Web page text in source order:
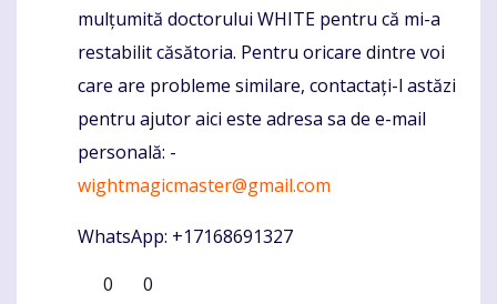
mulțumită doctorului WHITE pentru că mi-a
restabilit căsătoria. Pentru oricare dintre voi
care are probleme similare, contactați-l astăzi
pentru ajutor aici este adresa sa de e-mail
personală: -
wightmagicmaster@gmail.com
WhatsApp: +17168691327
0
0